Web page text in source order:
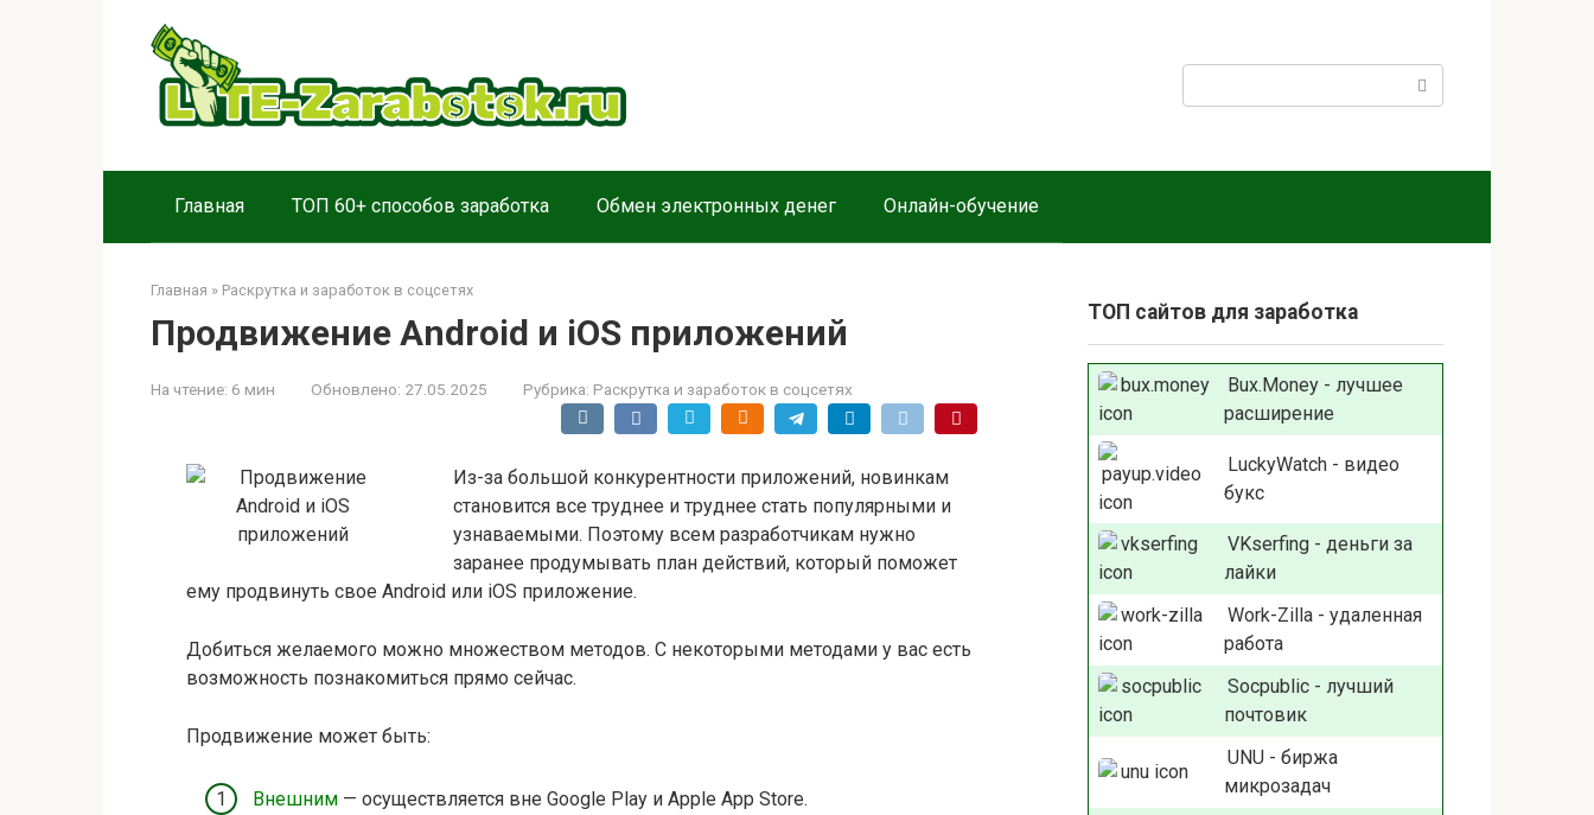
Главная ТОП 60+ способов заработка Обмен электронных денег Онлайн-обучение
Главная » Раскрутка и заработок в соцсетях
Продвижение Android и iOS приложений
На чтение: 6 мин Обновлено: 27.05.2025 Рубрика: Раскрутка и заработок в соцсетях
Из-за большой конкурентности приложений, новинкам
становится все труднее и труднее стать популярными и
узнаваемыми. Поэтому всем разработчикам нужно
заранее продумывать план действий, который поможет
ему продвинуть свое Android или iOS приложение.
Добиться желаемого можно множеством методов. С некоторыми методами у вас есть
возможность познакомиться прямо сейчас.
Продвижение может быть:
Внешним — осуществляется вне Google Play и Apple App Store.
ТОП сайтов для заработка
Bux.Money - лучшее
расширение
LuckyWatch - видео
букс
VKserfing - деньги за
лайки
Work-Zilla - удаленная
работа
Socpublic - лучший
почтовик
UNU - биржа
микрозадач